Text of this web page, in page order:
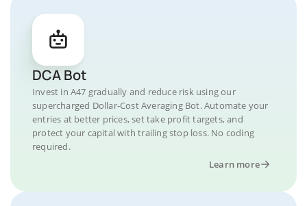
DCA Bot
Invest in A47 gradually and reduce risk using our
supercharged Dollar-Cost Averaging Bot. Automate your
entries at better prices, set take profit targets, and
protect your capital with trailing stop loss. No coding
required.
Learn more